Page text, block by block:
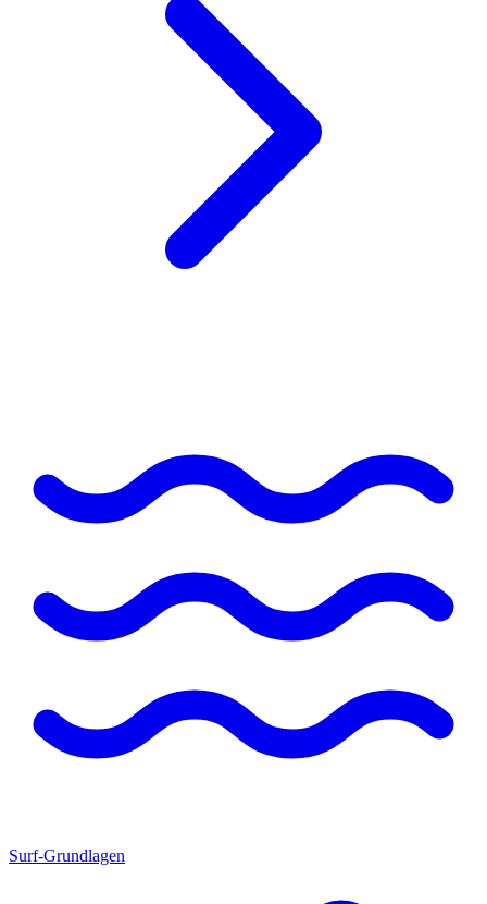
Surf-Grundlagen